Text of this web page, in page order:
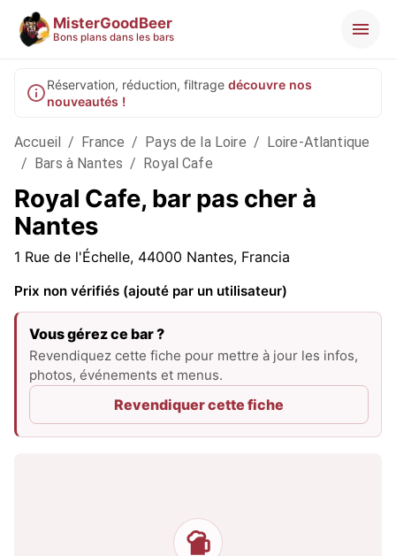
MisterGoodBeer
Bons plans dans les bars
Réservation, réduction, filtrage découvre nos
nouveautés !
Accueil / France / Pays de la Loire / Loire-Atlantique
/ Bars à Nantes / Royal Cafe
Royal Cafe, bar pas cher à
Nantes
1 Rue de l'Échelle, 44000 Nantes, Francia
Prix non vérifiés (ajouté par un utilisateur)
Vous gérez ce bar ?
Revendiquez cette fiche pour mettre à jour les infos,
photos, événements et menus.
Revendiquer cette fiche